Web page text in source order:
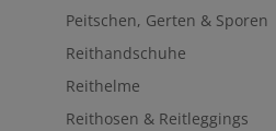
Peitschen, Gerten & Sporen
Reithandschuhe
Reithelme
Reithosen & Reitleggings